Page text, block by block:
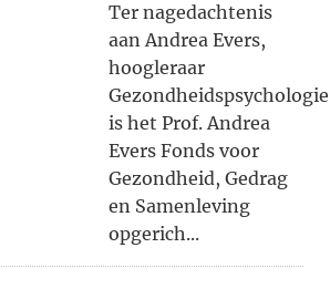
Ter nagedachtenis
aan Andrea Evers,
hoogleraar
is het Prof. Andrea
Evers Fonds voor
Gezondheid, Gedrag
en Samenleving
opgerich...